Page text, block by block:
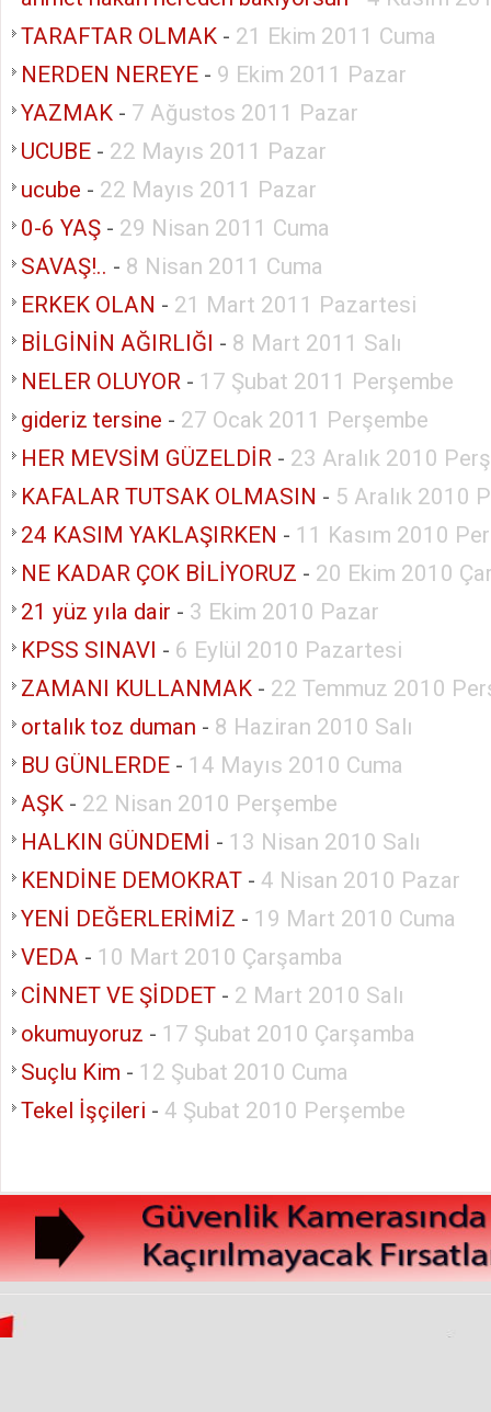
TARAFTAR OLMAK - 21 Ekim 2011 Cuma
NERDEN NEREYE - 9 Ekim 2011 Pazar
YAZMAK - 7 Ağustos 2011 Pazar
UCUBE - 22 Mayıs 2011 Pazar
ucube - 22 Mayıs 2011 Pazar
0-6 YAŞ - 29 Nisan 2011 Cuma
SAVAŞ!.. - 8 Nisan 2011 Cuma
ERKEK OLAN - 21 Mart 2011 Pazartesi
BİLGİNİN AĞIRLIĞI - 8 Mart 2011 Salı
NELER OLUYOR - 17 Şubat 2011 Perşembe
gideriz tersine - 27 Ocak 2011 Perşembe
HER MEVSİM GÜZELDİR - 23 Aralık 2010
KAFALAR TUTSAK OLMASIN - 5 Aralık 2010
24 KASIM YAKLAŞIRKEN - 11 Kasım 2010
NE KADAR ÇOK BİLİYORUZ - 20 Ekim 2010
21 yüz yıla dair - 3 Ekim 2010 Pazar
KPSS SINAVI - 6 Eylül 2010 Pazartesi
ZAMANI KULLANMAK - 22 Temmuz 2010
ortalık toz duman - 8 Haziran 2010 Salı
BU GÜNLERDE - 14 Mayıs 2010 Cuma
AŞK - 22 Nisan 2010 Perşembe
HALKIN GÜNDEMİ - 13 Nisan 2010 Salı
KENDİNE DEMOKRAT - 4 Nisan 2010 Pazar
YENİ DEĞERLERİMİZ - 19 Mart 2010 Cuma
VEDA - 10 Mart 2010 Çarşamba
CİNNET VE ŞİDDET - 2 Mart 2010 Salı
okumuyoruz - 17 Şubat 2010 Çarşamba
Suçlu Kim - 12 Şubat 2010 Cuma
Tekel İşçileri - 4 Şubat 2010 Perşembe